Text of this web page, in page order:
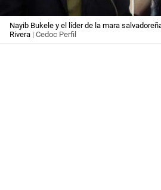
Nayib Bukele y el líder de la mara
Rivera | Cedoc Perfil